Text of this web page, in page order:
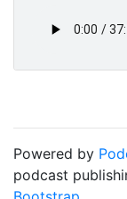
Powered by
podcast